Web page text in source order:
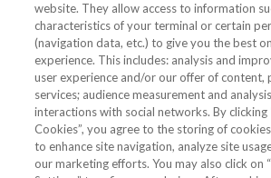
Tjenester
VVS Fagmann
Følg oss
website. They allow access to information
characteristics of your terminal or certain
(navigation data, etc.) to give you the best
experience. This includes: analysis and
user experience and/or our offer of content,
services; audience measurement and
interactions with social networks. By clicking
Cookies”, you agree to the storing of
to enhance site navigation, analyze site
our marketing efforts. You may also click on